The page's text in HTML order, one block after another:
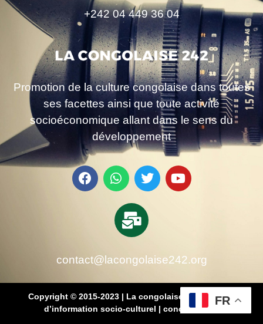
+242 04 449 36 04
Promotion de la culture congolaise dans toutes
ses facettes ainsi que toute activité
socioéconomique allant dans le sens du
développement
contact@lacongolaise242.org
Copyright © 2015-2023 | La congolaise 242 – média
d’information socio-culturel | conçu par SB
FR